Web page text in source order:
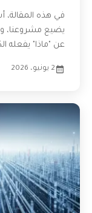
في هذه
يضيع مشروعنا،
عن "ماذا" يفعله
2 يونيو، 2026